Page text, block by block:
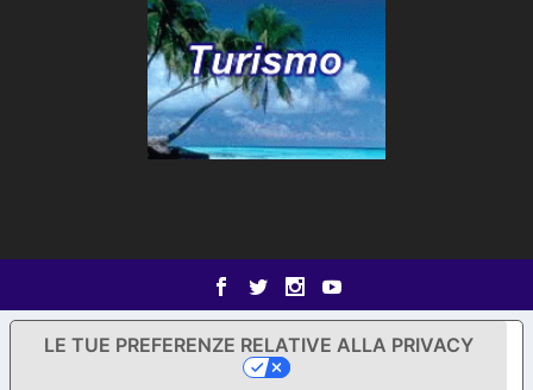
LE TUE PREFERENZE RELATIVE ALLA PRIVACY